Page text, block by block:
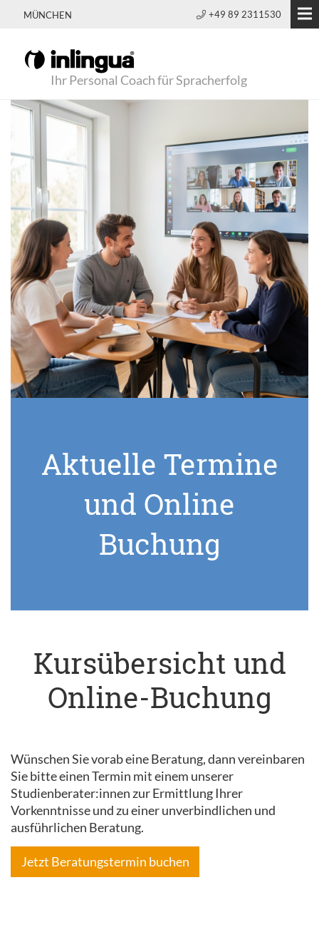
MÜNCHEN +49 89 2311530
Ihr Personal Coach für Spracherfolg
Aktuelle Termine
und Online
Buchung
Kursübersicht und
Online-Buchung
Wünschen Sie vorab eine Beratung, dann vereinbaren
Sie bitte einen Termin mit einem unserer
Studienberater:innen zur Ermittlung Ihrer
Vorkenntnisse und zu einer unverbindlichen und
ausführlichen Beratung.
Jetzt Beratungstermin buchen